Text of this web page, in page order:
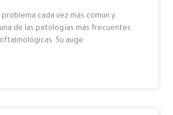
problema cada vez más común y
de las patologías más frecuentes
Su auge